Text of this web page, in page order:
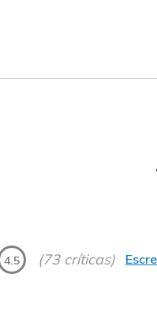
4.5 (73 críticas)